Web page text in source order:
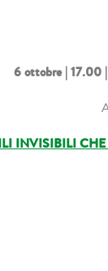
6 ottobre | 17.00
INVISIBILI